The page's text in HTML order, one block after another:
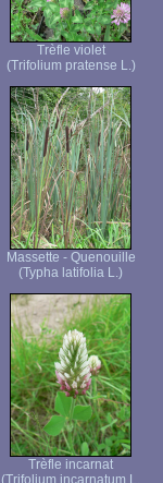
Trèfle violet
(Trifolium pratense L.)
Massette - Quenouille
(Typha latifolia L.)
Trèfle incarnat
(Trifolium incarnatum L.